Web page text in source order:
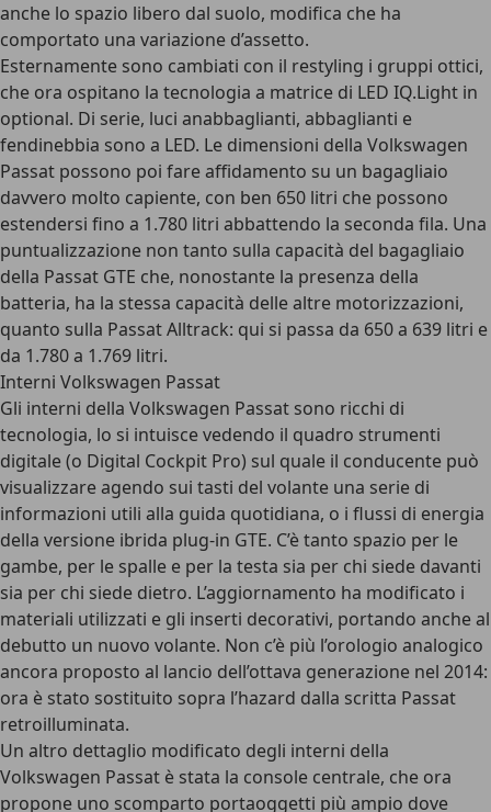
anche lo spazio libero dal suolo, modifica che ha
comportato una variazione d’assetto.
Esternamente sono cambiati con il restyling i gruppi ottici,
che ora ospitano la tecnologia a matrice di LED IQ.Light in
optional. Di serie, luci anabbaglianti, abbaglianti e
fendinebbia sono a LED. Le dimensioni della Volkswagen
Passat possono poi fare affidamento su un bagagliaio
davvero molto capiente, con ben 650 litri che possono
estendersi fino a 1.780 litri abbattendo la seconda fila. Una
puntualizzazione non tanto sulla capacità del bagagliaio
della Passat GTE che, nonostante la presenza della
batteria, ha la stessa capacità delle altre motorizzazioni,
quanto sulla Passat Alltrack: qui si passa da 650 a 639 litri e
da 1.780 a 1.769 litri.
Interni Volkswagen Passat
Gli interni della Volkswagen Passat sono ricchi di
tecnologia, lo si intuisce vedendo il quadro strumenti
digitale (o Digital Cockpit Pro) sul quale il conducente può
visualizzare agendo sui tasti del volante una serie di
informazioni utili alla guida quotidiana, o i flussi di energia
della versione ibrida plug-in GTE. C’è tanto spazio per le
gambe, per le spalle e per la testa sia per chi siede davanti
sia per chi siede dietro. L’aggiornamento ha modificato i
materiali utilizzati e gli inserti decorativi, portando anche al
debutto un nuovo volante. Non c’è più l’orologio analogico
ancora proposto al lancio dell’ottava generazione nel 2014:
ora è stato sostituito sopra l’hazard dalla scritta Passat
retroilluminata.
Un altro dettaglio modificato degli interni della
Volkswagen Passat è stata la console centrale, che ora
propone uno scomparto portaoggetti più ampio dove